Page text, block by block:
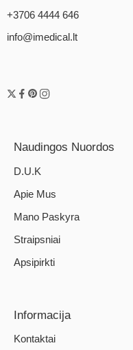
+3706 4444 646
info@imedical.lt
Naudingos Nuordos
D.U.K
Apie Mus
Mano Paskyra
Straipsniai
Apsipirkti
Informacija
Kontaktai